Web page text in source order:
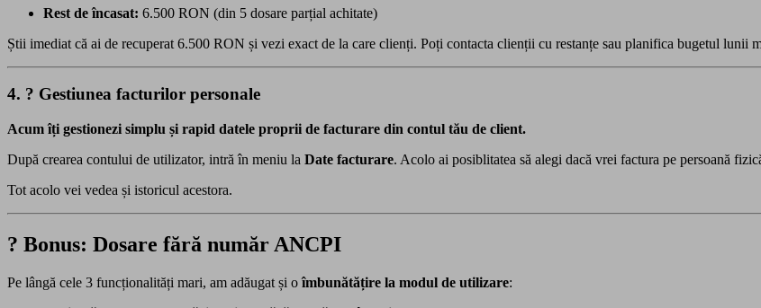
Rest de încasat: 6.500 RON (din 5 dosare parțial achitate)
Știi imediat că ai de recuperat 6.500 RON și vezi exact de la care clienți. Poți contacta clienții cu restanțe sau planifica bugetul lunii
4. ? Gestiunea facturilor personale
Acum îți gestionezi simplu și rapid datele proprii de facturare din contul tău de client.
După crearea contului de utilizator, intră în meniu la Date facturare. Acolo ai posiblitatea să alegi dacă vrei factura pe persoană
Tot acolo vei vedea și istoricul acestora.
? Bonus: Dosare fără număr ANCPI
Pe lângă cele 3 funcționalități mari, am adăugat și oîmbunătățire la modul de utilizare: